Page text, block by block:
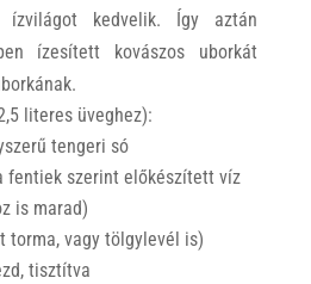
ízvilágot kedvelik. Így aztán
ízesített kovászos uborkát
literes üveghez):
tengeri só
fentiek szerint előkészített víz
is marad)
torma, vagy tölgylevél is)
tisztítva